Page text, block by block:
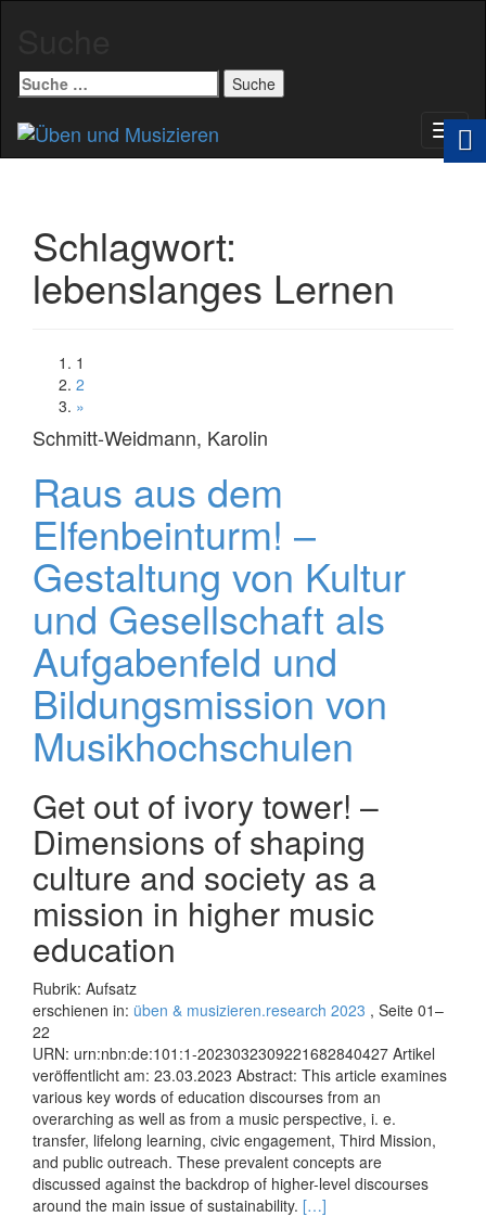
Suche
nach:
Schlagwort:
lebenslanges Lernen
1
2
»
Schmitt-Weidmann, Karolin
Raus aus dem
Elfenbeinturm! –
Gestaltung von Kultur
und Gesellschaft als
Aufgabenfeld und
Bildungsmission von
Musikhochschulen
Get out of ivory tower! –
Dimensions of shaping
culture and society as a
mission in higher music
education
Rubrik: Aufsatz
erschienen in: üben & musizieren.research 2023 , Seite 01–
22
URN: urn:nbn:de:101:1-2023032309221682840427 Artikel
veröffentlicht am: 23.03.2023 Abstract: This article examines
various key words of education discourses from an
overarching as well as from a music perspective, i. e.
transfer, lifelong learning, civic engagement, Third Mission,
and public outreach. These prevalent concepts are
discussed against the backdrop of higher-level discourses
around the main issue of sustainability. Read
[…]